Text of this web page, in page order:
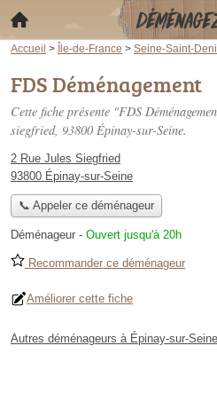
Accueil > Île-de-France > Seine-Saint-
FDS Déménagement
Cette fiche présente "FDS
siegfried, 93800 Épinay-sur-Seine.
2 Rue Jules Siegfried
93800 Épinay-sur-Seine
📞 Appeler ce déménageur
Déménageur - Ouvert jusqu'à 20h
Recommander ce déménageur
Améliorer cette fiche
Autres déménageurs à Épinay-sur-Seine